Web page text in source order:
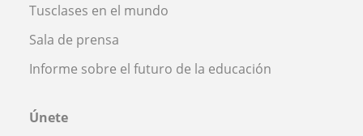
Tusclases en el mundo
Sala de prensa
Informe sobre el futuro de la educación
Únete